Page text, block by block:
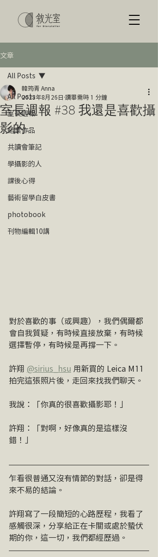
文章
All Posts
室長週報
結業作品
共讀會筆記
學攝影的人
課後心得
藝術留學白皮書
photobook
刊物編輯10講
All Posts
室長週報 #38 我還是喜歡攝
影的
韓筠青 Anna
2023年8月26日 讀畢需時 1 分鐘
對於喜歡的事（或興趣），我們偶爾都
會自我質疑，有時候直接放棄，有時候
選擇暫停，有時候是再撐一下。
許翔 @sirius_hsu 用新買的 Leica M11
拍完這張照片後，走回來找我們聊天。
我說：「你真的很喜歡攝影耶！」
許翔：「對啊，好像真的是這樣沒
錯！」
乍看很普通又沒有情節的對話，卻是得
來不易的結論。
許翔寫了一段簡短的心路歷程，我看了
感觸很深，分享給正在卡關或處於蟄伏
期的你，這一切，我們都經歷過。